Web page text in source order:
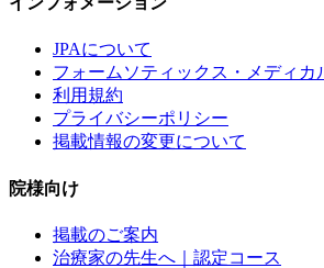
JPAについて
フォームソティックス・メディカ
利用規約
プライバシーポリシー
掲載情報の変更について
院様向け
掲載のご案内
治療家の先生へ｜認定コース